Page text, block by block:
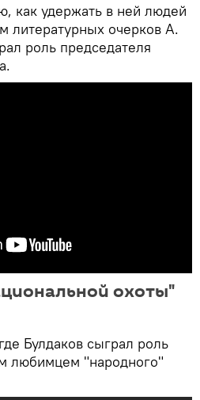
как удержать в ней людей
литературных очерков А.
роль председателя
охоты"
Булдаков сыграл роль
любимцем "народного"